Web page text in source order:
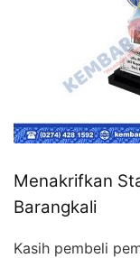
Menakrifkan
Barangkali
Kasih pembeli